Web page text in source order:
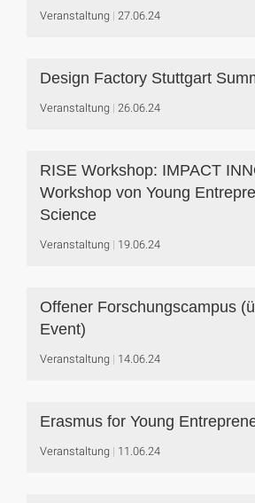
Veranstaltung 27.06.24
Design Factory Stuttgart
Veranstaltung 26.06.24
RISE Workshop: IMPACT
Workshop von Young
Science
Veranstaltung 19.06.24
Offener Forschungscampus
Event)
Veranstaltung 14.06.24
Erasmus for Young
Veranstaltung 11.06.24